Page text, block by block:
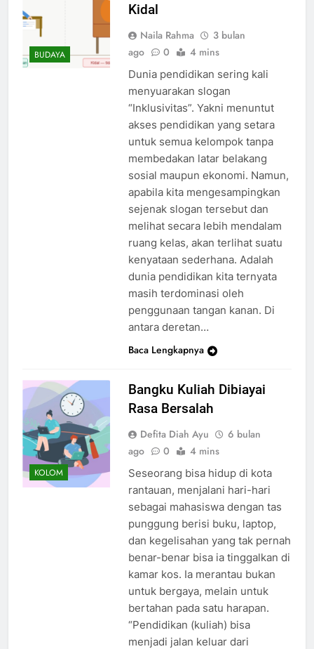
BUDAYA
Kidal
Naila Rahma
3 bulan
ago
0 4 mins
Dunia pendidikan sering kali
menyuarakan slogan
“Inklusivitas”. Yakni menuntut
akses pendidikan yang setara
untuk semua kelompok tanpa
membedakan latar belakang
sosial maupun ekonomi. Namun,
apabila kita mengesampingkan
sejenak slogan tersebut dan
melihat secara lebih mendalam
ruang kelas, akan terlihat suatu
kenyataan sederhana. Adalah
dunia pendidikan kita ternyata
masih terdominasi oleh
penggunaan tangan kanan. Di
antara deretan…
Baca Lengkapnya
KOLOM
Bangku Kuliah Dibiayai
Rasa Bersalah
Defita Diah Ayu
6 bulan
ago
0 4 mins
Seseorang bisa hidup di kota
rantauan, menjalani hari-hari
sebagai mahasiswa dengan tas
punggung berisi buku, laptop,
dan kegelisahan yang tak pernah
benar-benar bisa ia tinggalkan di
kamar kos. Ia merantau bukan
untuk bergaya, melain untuk
bertahan pada satu harapan.
“Pendidikan (kuliah) bisa
menjadi jalan keluar dari